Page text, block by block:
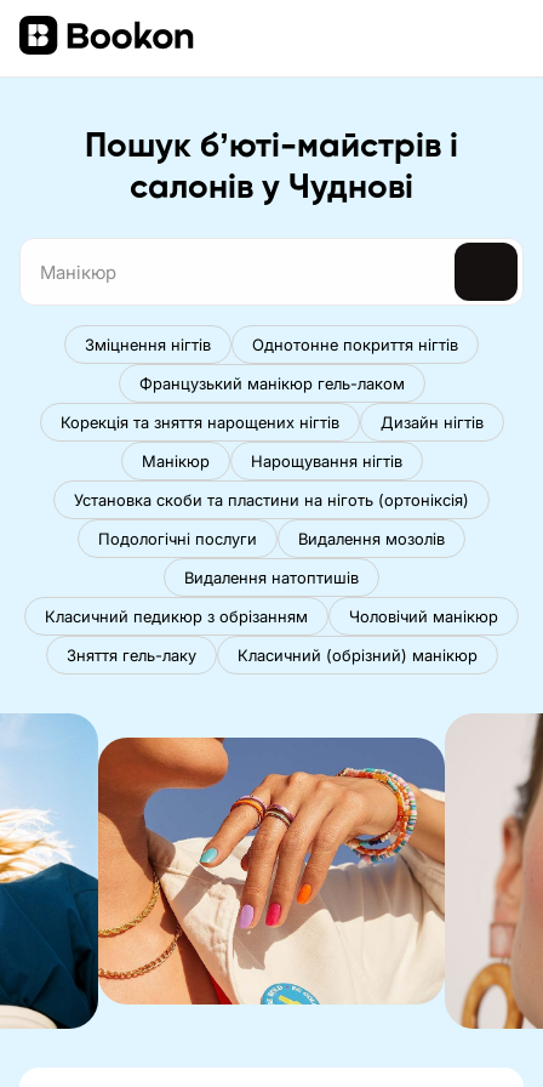
Пошук бʼюті-майстрів і
салонів у Чуднові
Зміцнення нігтів
Однотонне покриття нігтів
Французький манікюр гель-лаком
Корекція та зняття нарощених нігтів
Дизайн нігтів
Манікюр
Нарощування нігтів
Установка скоби та пластини на ніготь (ортоніксія)
Подологічні послуги
Видалення мозолів
Видалення натоптишів
Класичний педикюр з обрізанням
Чоловічий манікюр
Зняття гель-лаку
Класичний (обрізний) манікюр